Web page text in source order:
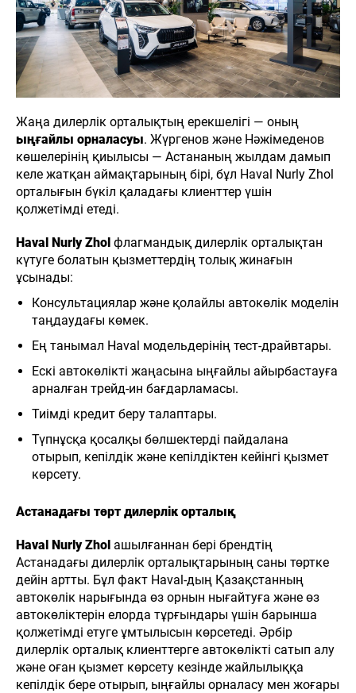
ЖАҢАЛЫҚТАР БАЙЛАНЫСТАР БІЗ ТУРАЛЫ
Жаңа дилерлік орталықтың ерекшелігі — оның
ыңғайлы орналасуы. Жүргенов және Нәжімеденов
көшелерінің қиылысы — Астананың жылдам дамып
келе жатқан аймақтарының бірі, бұл Haval Nurly Zhol
орталығын бүкіл қаладағы клиенттер үшін
қолжетімді етеді.
Haval Nurly Zhol флагмандық дилерлік орталықтан
күтуге болатын қызметтердің толық жинағын
ұсынады:
Консультациялар және қолайлы автокөлік моделін
таңдаудағы көмек.
Ең танымал Haval модельдерінің тест-драйвтары.
Ескі автокөлікті жаңасына ыңғайлы айырбастауға
арналған трейд-ин бағдарламасы.
Тиімді кредит беру талаптары.
Түпнұсқа қосалқы бөлшектерді пайдалана
отырып, кепілдік және кепілдіктен кейінгі қызмет
көрсету.
Астанадағы төрт дилерлік орталық
Haval Nurly Zhol ашылғаннан бері брендтің
Астанадағы дилерлік орталықтарының саны төртке
дейін артты. Бұл факт Haval-дың Қазақстанның
автокөлік нарығында өз орнын нығайтуға және өз
автокөліктерін елорда тұрғындары үшін барынша
қолжетімді етуге ұмтылысын көрсетеді. Әрбір
дилерлік орталық клиенттерге автокөлікті сатып алу
және оған қызмет көрсету кезінде жайлылыққа
кепілдік бере отырып, ыңғайлы орналасу мен жоғары